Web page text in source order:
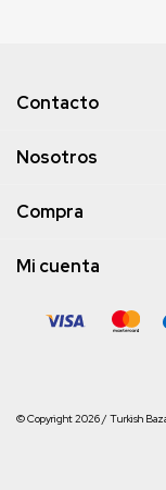
Contacto
Nosotros
Compra
Mi cuenta
© Copyright 2026 / Turkish